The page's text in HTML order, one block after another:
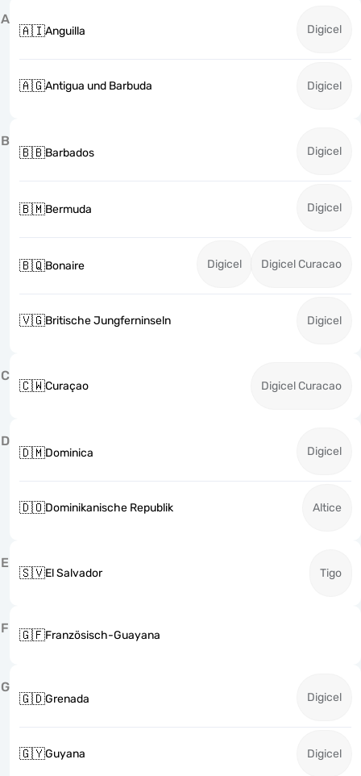
A
🇦🇮Anguilla Digicel
🇦🇬Antigua und Barbuda Digicel
B
🇧🇧Barbados Digicel
🇧🇲Bermuda Digicel
🇧🇶Bonaire Digicel Digicel Curacao
🇻🇬Britische Jungferninseln Digicel
C
🇨🇼Curaçao Digicel Curacao
D
🇩🇲Dominica Digicel
🇩🇴Dominikanische Republik Altice
E
🇸🇻El Salvador Tigo
F 🇬🇫Französisch-Guayana
G
🇬🇩Grenada Digicel
🇬🇾Guyana Digicel